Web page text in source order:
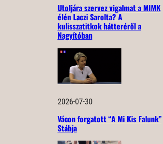
Utoljára szervez vigalmat a MIMK
élén Laczi Sarolta? A
kulisszatitkok hátteréről a
Nagyítóban
2026-07-30
Vácon forgatott “A Mi Kis Falunk”
Stábja